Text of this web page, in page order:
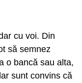
cu voi. Din
să semnez
o bancă sau alta,
sunt convins că